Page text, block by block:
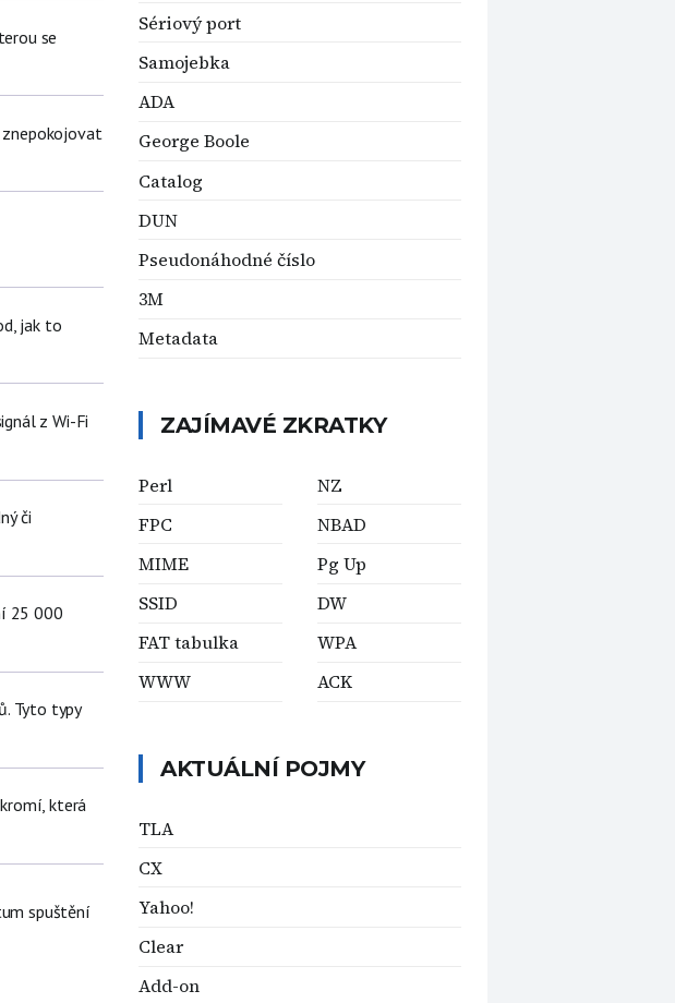
se
znepokojovat
jak to
z Wi-Fi
či
25 000
Tyto typy
která
spuštění
Sériový port
Samojebka
ADA
George Boole
Catalog
DUN
Pseudonáhodné číslo
3M
Metadata
ZAJÍMAVÉ ZKRATKY
Perl
FPC
MIME
SSID
FAT tabulka
WWW
NZ
NBAD
Pg Up
DW
WPA
ACK
AKTUÁLNÍ POJMY
TLA
CX
Yahoo!
Clear
Add-on